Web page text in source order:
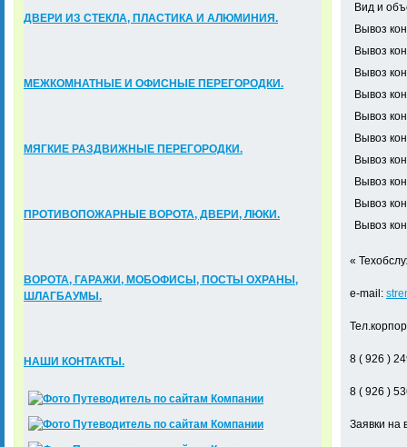
Вид и
Вывоз
Вывоз
Вывоз
Вывоз
Вывоз
Вывоз
Вывоз
Вывоз
Вывоз
Вывоз
«
e-mail:
8 ( 926 )
8 ( 926 )
Заявки на
ДВЕРИ ИЗ СТЕКЛА, ПЛАСТИКА И АЛЮМИНИЯ.
МЕЖКОМНАТНЫЕ И ОФИСНЫЕ ПЕРЕГОРОДКИ.
МЯГКИЕ РАЗДВИЖНЫЕ ПЕРЕГОРОДКИ.
ПРОТИВОПОЖАРНЫЕ ВОРОТА, ДВЕРИ, ЛЮКИ.
ВОРОТА, ГАРАЖИ, МОБОФИСЫ, ПОСТЫ ОХРАНЫ,
ШЛАГБАУМЫ.
НАШИ КОНТАКТЫ.